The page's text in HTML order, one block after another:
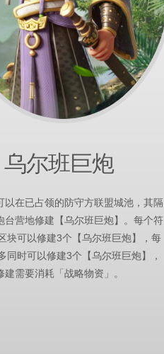
乌尔班巨炮
以在已占领的防守方联盟城池，其隔
台营地修建【乌尔班巨炮】。每个符
块可以修建3个【乌尔班巨炮】，每
同时可以修建3个【乌尔班巨炮】，
建需要消耗「战略物资」。